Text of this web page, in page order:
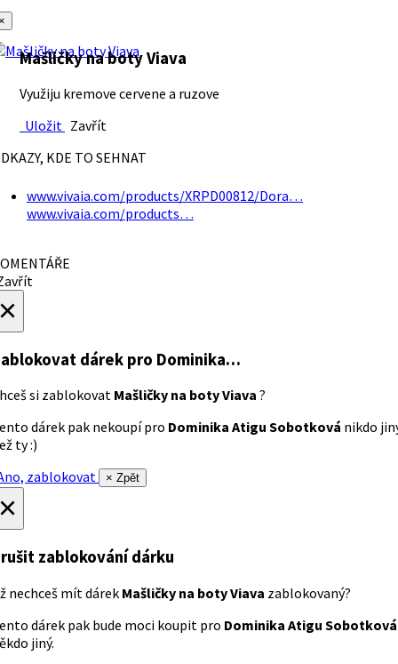
Mašličky na boty Viava
Využiju kremove cervene a ruzove
Uložit Zavřít
KDE TO SEHNAT
www.vivaia.com/products/XRPD00812/Dora…
www.vivaia.com/products…
dárek pro Dominika…
si zablokovat Mašličky na boty Viava ?
dárek pak nekoupí pro Dominika Atigu Sobotková nikdo
ty :)
zablokovat
× Zpět
zablokování dárku
nechceš mít dárek Mašličky na boty Viava zablokovaný?
dárek pak bude moci koupit pro Dominika Atigu Sobotková
jiný.